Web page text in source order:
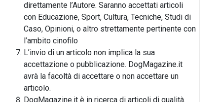
direttamente l’Autore. Saranno accettati articoli
con Educazione, Sport, Cultura, Tecniche, Studi di
Caso, Opinioni, o altro strettamente pertinente con
l’ambito cinofilo
L’invio di un articolo non implica la sua
accettazione o pubblicazione. DogMagazine.it
avrà la facoltà di accettare o non accettare un
articolo.
DogMagazine.it è in ricerca di articoli di qualità.